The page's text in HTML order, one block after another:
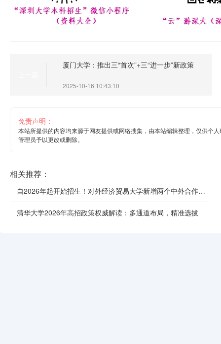
厦门大学：推出三“首次”+三“进一步”新政策
2025-10-16 10:43:10
免责声明：
本站所提供的内容均来源于网友提供或网络搜集，由本站编辑整理，仅供个
管理员予以更改或删除。
相关推荐：
自2026年起开始招生！对外经济贸易大学新增两个中外合作办
学项目
清华大学2026年高招政策权威解读：多通道布局，精准选拔